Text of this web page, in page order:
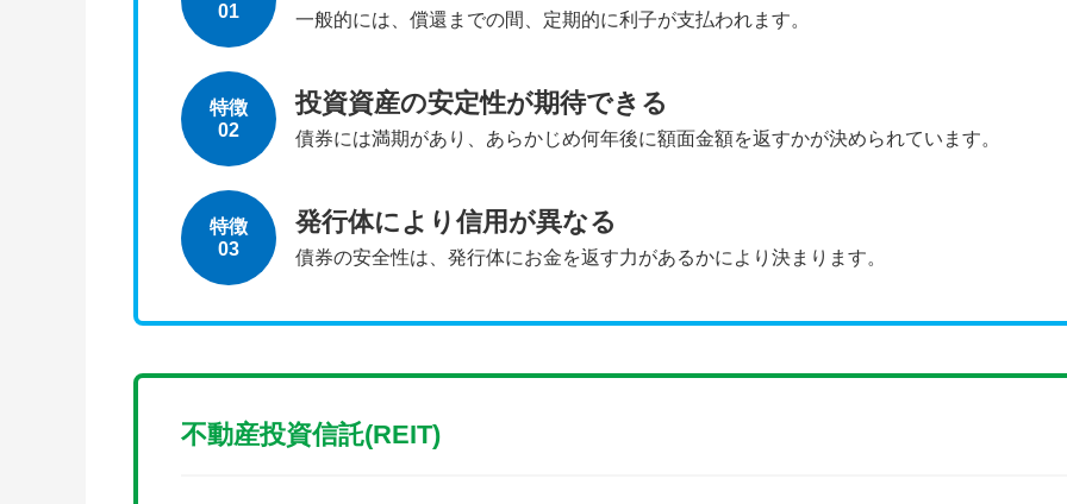
01
一般的には、償還までの間、定期的に利子が支払われます。
特徴
02
投資資産の安定性が期待できる
債券には満期があり、あらかじめ何年後に額面金額を返すかが決められています。
特徴
03
発行体により信用が異なる
債券の安全性は、発行体にお金を返す力があるかにより決まります。
不動産投資信託(REIT)